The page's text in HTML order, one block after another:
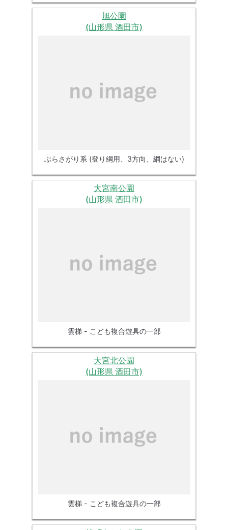
旭公園
(山形県 酒田市)
ぶらさがり系 (登り綱用、3方向、綱はない)
大宮南公園
(山形県 酒田市)
雲梯 - こども複合遊具の一部
大宮北公園
(山形県 酒田市)
雲梯 - こども複合遊具の一部